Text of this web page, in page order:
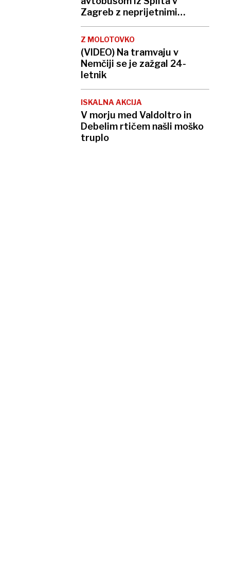
Zagreb z neprijetnimi
presenečenji
Z MOLOTOVKO
(VIDEO) Na tramvaju v
Nemčiji se je zažgal 24-
letnik
ISKALNA AKCIJA
V morju med Valdoltro in
Debelim rtičem našli moško
truplo